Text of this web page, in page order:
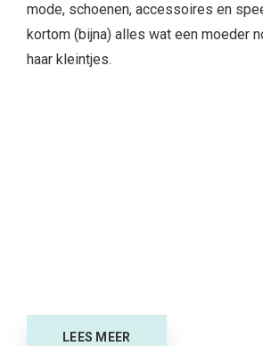
mode, schoenen, accessoires en
kortom (bijna) alles wat een moeder
haar kleintjes.
LEES MEER